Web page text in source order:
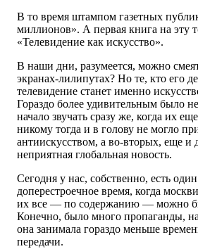
В то время штампом газетных
миллионов». А первая книга на эту
«Телевидение как искусство».
В наши дни, разумеется, можно
экранах-лилипутах? Но те, кто его
телевидение станет именно
Гораздо более удивительным было
начало звучать сразу же, когда их
никому тогда и в голову не могло
антиискусством, а во-вторых, еще и
неприятная глобальная новость.
Сегодня у нас, собственно, есть
доперестроечное время, когда
их все — по содержанию — можно
Конечно, было много пропаганды,
она занимала гораздо меньше
передачи.